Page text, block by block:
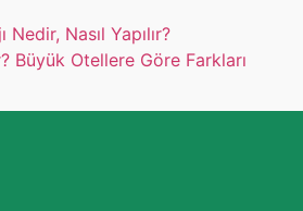
Nedir, Nasıl Yapılır?
Büyük Otellere Göre Farkları